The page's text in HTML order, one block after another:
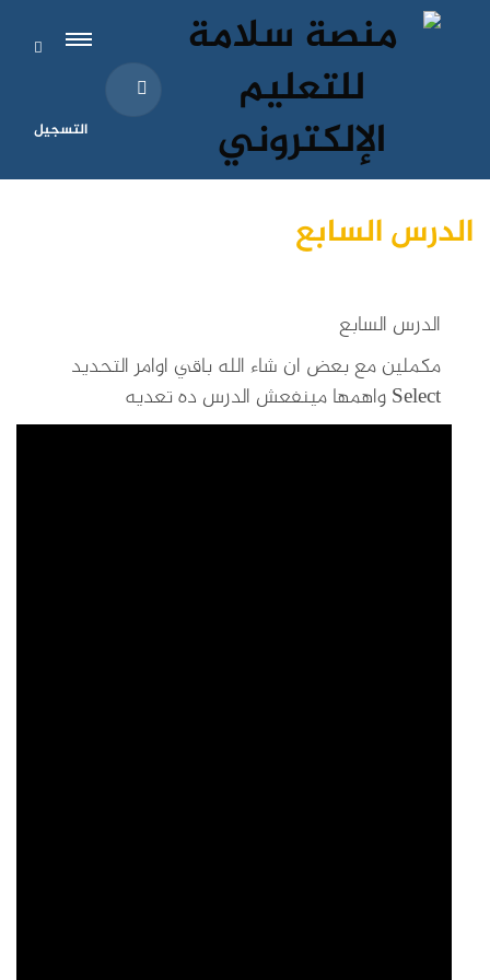
التسجيل
الدرس السابع
الدرس السابع
مكملين مع بعض ان شاء الله باقي اوامر التحديد
Select واهمها مينفعش الدرس ده تعديه